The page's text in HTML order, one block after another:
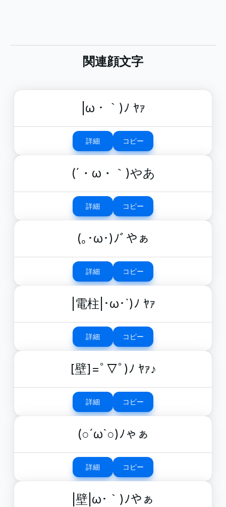
関連顔文字
|ω・｀)ﾉ ﾔｧ
詳細 コピー
(´・ω・｀)やあ
詳細 コピー
(｡･ω･)ﾉﾞやぁ
詳細 コピー
|電柱|･ω･`)ﾉ ﾔｧ
詳細 コピー
[壁]=ﾟ▽ﾟ)ﾉ ﾔｧ♪
詳細 コピー
(○´ω`○)ﾉゃぁ
詳細 コピー
|壁|ω･｀)ﾉやぁ